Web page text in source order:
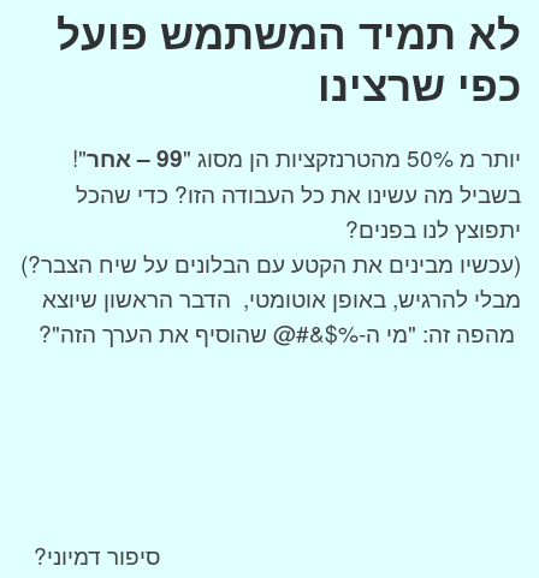
לא תמיד המשתמש פועל
כפי שרצינו
יותר מ 50% מהטרנזקציות הן מסוג " 99 – אחר
"!
בשביל מה עשינו את כל העבודה הזו? כדי שהכל
יתפוצץ לנו בפנים?
(עכשיו מבינים את הקטע עם הבלונים על שיח הצבר?)
מבלי להרגיש, באופן אוטומטי, הדבר הראשון שיוצא
מהפה זה: "מי ה-%$&#@ שהוסיף את הערך הזה"?
סיפור דמיוני?